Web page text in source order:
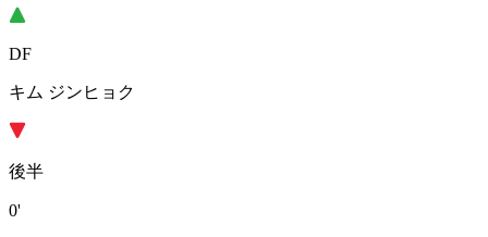
DF
キム ジンヒョク
後半
0'